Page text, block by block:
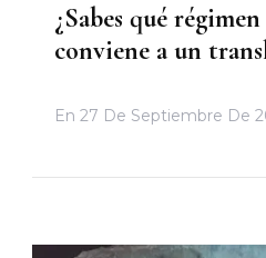
¿Sabes qué
conviene a un
En 27 De Septiembre De